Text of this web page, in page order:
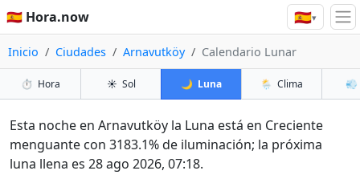
🇪🇸 Hora.now 🇪🇸▾
Inicio Ciudades Arnavutköy Calendario Lunar
⏱️ Hora ☀️ Sol 🌙 Luna 🌦️ Clima 💨
Esta noche en Arnavutköy la Luna está en Creciente
menguante con 3183.1% de iluminación; la próxima
luna llena es 28 ago 2026, 07:18.